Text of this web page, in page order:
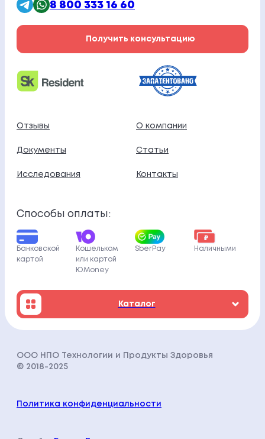
8 800 333 16 60
Получить консультацию
Отзывы О компании
Документы Статьи
Исследования Контакты
Способы оплаты:
Банковской
картой
Кошельком
или картой
ЮMoney
SberPay Наличными
Каталог
ООО НПО Технологии и Продукты Здоровья
© 2018-2025
Политика конфиденциальности